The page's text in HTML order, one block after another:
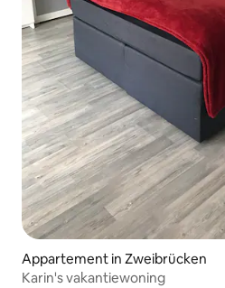
Appartement in Zweibrücken
Karin's vakantiewoning